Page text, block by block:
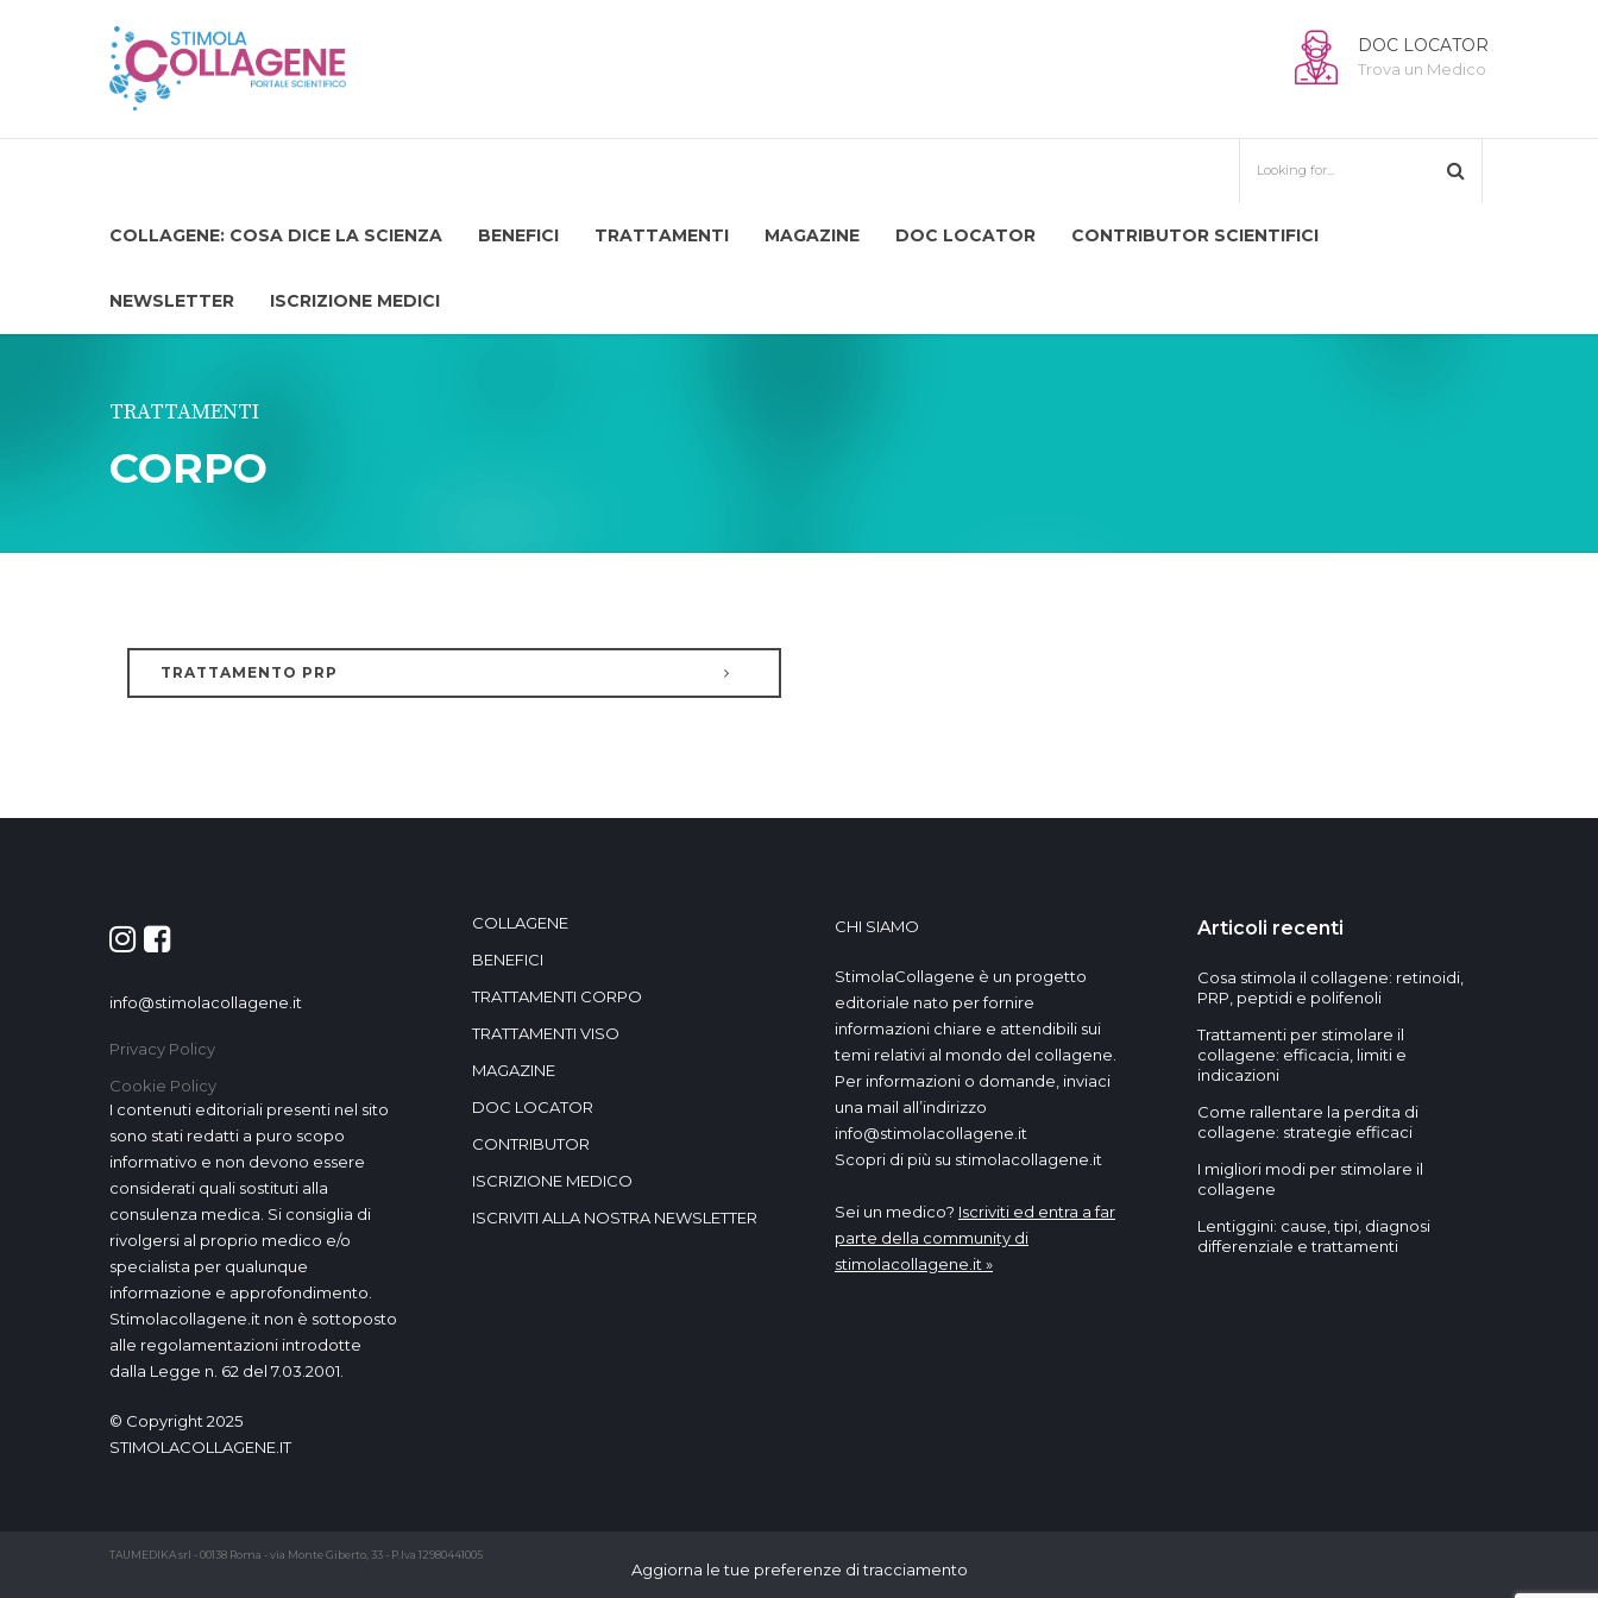
DOC LOCATOR
Trova un Medico
COLLAGENE: COSA DICE LA SCIENZA BENEFICI TRATTAMENTI MAGAZINE DOC LOCATOR CONTRIBUTOR SCIENTIFICI
NEWSLETTER ISCRIZIONE MEDICI
TRATTAMENTI
CORPO
TRATTAMENTO PRP
info@stimolacollagene.it
Privacy Policy
Cookie Policy
I contenuti editoriali presenti nel sito
sono stati redatti a puro scopo
informativo e non devono essere
considerati quali sostituti alla
consulenza medica. Si consiglia di
rivolgersi al proprio medico e/o
specialista per qualunque
informazione e approfondimento.
Stimolacollagene.it non è sottoposto
alle regolamentazioni introdotte
dalla Legge n. 62 del 7.03.2001.
© Copyright 2025
STIMOLACOLLAGENE.IT
COLLAGENE
BENEFICI
TRATTAMENTI CORPO
TRATTAMENTI VISO
MAGAZINE
DOC LOCATOR
CONTRIBUTOR
ISCRIZIONE MEDICO
ISCRIVITI ALLA NOSTRA NEWSLETTER
CHI SIAMO
StimolaCollagene è un progetto
editoriale nato per fornire
informazioni chiare e attendibili sui
temi relativi al mondo del collagene.
Per informazioni o domande, inviaci
una mail all’indirizzo
info@stimolacollagene.it
Scopri di più su stimolacollagene.it
Sei un medico? Iscriviti ed entra a far
parte della community di
stimolacollagene.it »
Articoli recenti
Cosa stimola il collagene: retinoidi,
PRP, peptidi e polifenoli
Trattamenti per stimolare il
collagene: efficacia, limiti e
indicazioni
Come rallentare la perdita di
collagene: strategie efficaci
I migliori modi per stimolare il
collagene
Lentiggini: cause, tipi, diagnosi
differenziale e trattamenti
TAUMEDIKA srl - 00138 Roma - via Monte Giberto, 33 - P.Iva 12980441005
Aggiorna le tue preferenze di tracciamento